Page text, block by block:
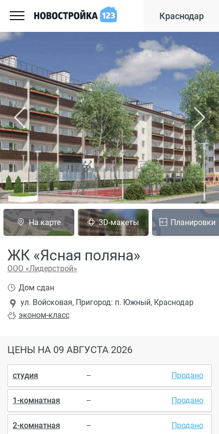
Краснодар
На карте 3D-макеты Планировки
ЖК «Ясная поляна»
ООО «Лидерстрой»
эконом-класс
ул. Войсковая, Пригород: п. Южный, Краснодар
Дом сдан
ЦЕНЫ НА 09 АВГУСТА 2026
студия – Продано
1-комнатная – Продано
2-комнатная – Продано